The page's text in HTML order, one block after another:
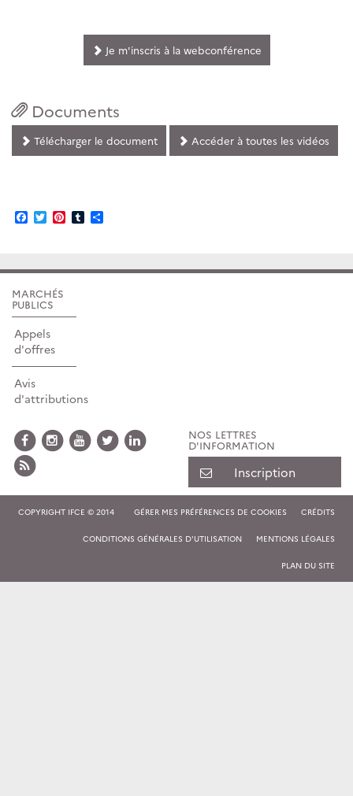
Je m'inscris à la webconférence
Documents
Télécharger le document Accéder à toutes les vidéos
Facebook
TwitterPinterest
Tumblr
MARCHÉS
PUBLICS
Appels
d'offres
Avis
d'attributions
NOS LETTRES
D'INFORMATION
Inscription
COPYRIGHT IFCE © 2014 CRÉDITS
GÉRER MES PRÉFÉRENCES DE COOKIES
MENTIONS LÉGALES
CONDITIONS GÉNÉRALES D'UTILISATION
PLAN DU SITE